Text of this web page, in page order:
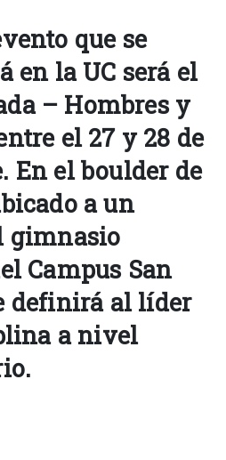
que se
en la UC será el
– Hombres y
el 27 y 28 de
. En el boulder de
a un
gimnasio
Campus San
definirá al líder
a nivel